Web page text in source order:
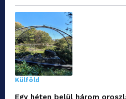
Külföld
Egy héten belül három